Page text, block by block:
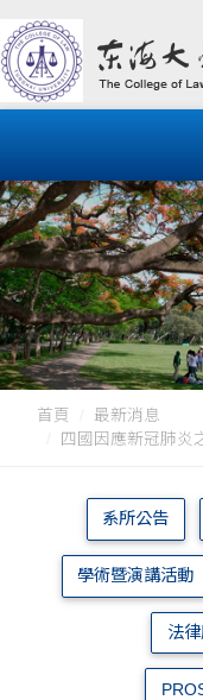
首頁
最新消息
四國因應新冠肺炎
系所公告
學術暨演講活動
法